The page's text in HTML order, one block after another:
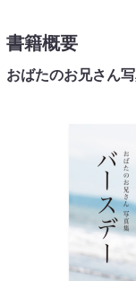
書籍概要
おばたのお兄さん